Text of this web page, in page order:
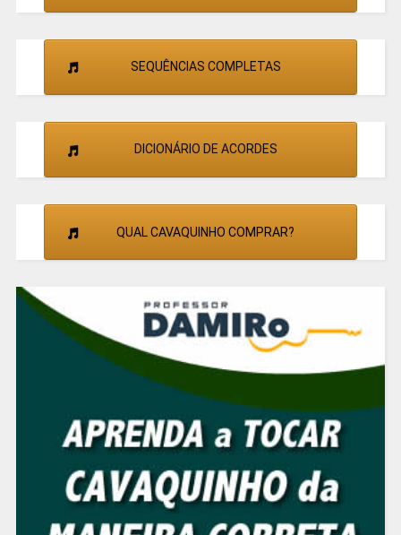
SEQUÊNCIAS COMPLETAS
DICIONÁRIO DE ACORDES
QUAL CAVAQUINHO COMPRAR?